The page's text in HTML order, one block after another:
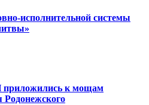
исполнительной системы
к мощам
Родонежского